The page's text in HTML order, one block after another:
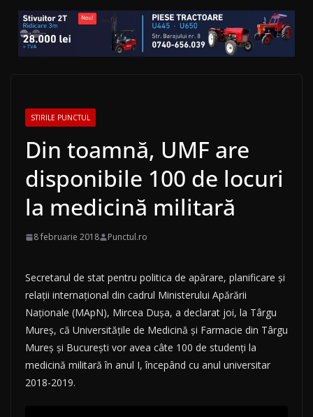
STIRILE PUNCTUL
Din toamnă, UMF are
disponibile 100 de locuri
la medicină militară
8 februarie 2018 Punctul.ro
Secretarul de stat pentru politica de apărare, planificare şi
relaţii internaţional din cadrul Ministerului Apărării
Naţionale (MApN), Mircea Duşa, a declarat joi, la Târgu
Mureş, că Universităţile de Medicină şi Farmacie din Târgu
Mureş şi Bucureşti vor avea câte 100 de studenţi la
medicină militară în anul I, începând cu anul universitar
2018-2019.